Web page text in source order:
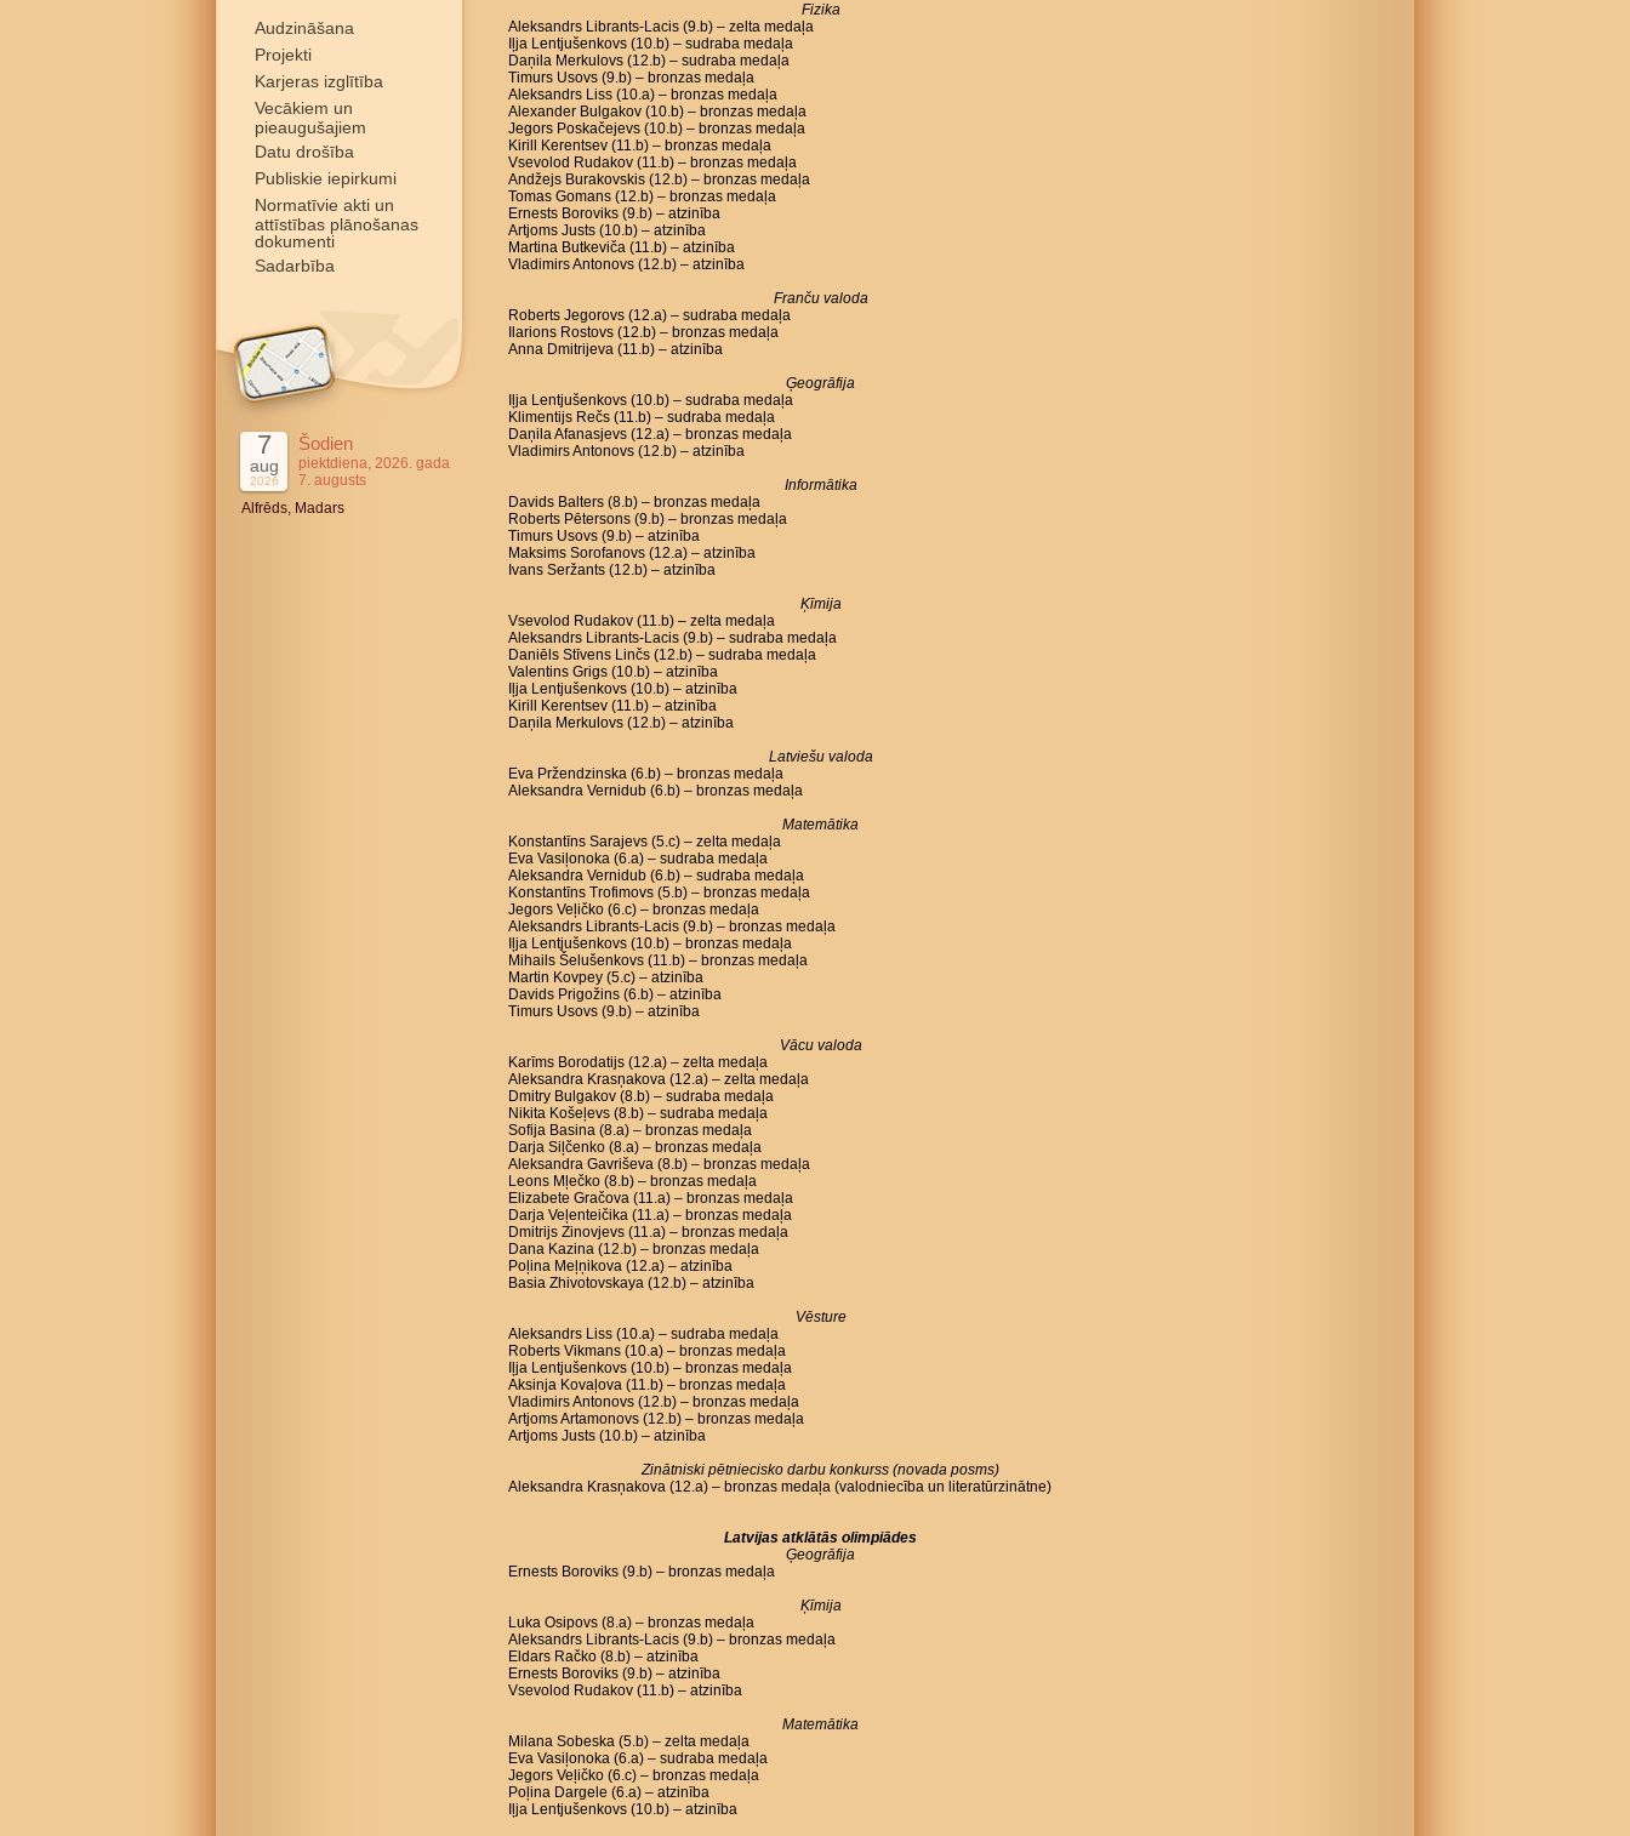
Audzināšana
Projekti
Karjeras izglītība
Vecākiem un
pieaugušajiem
Datu drošība
Publiskie iepirkumi
Normatīvie akti un
attīstības plānošanas
dokumenti
Sadarbība
7
aug
2026
Šodien
piektdiena, 2026. gada
7. augusts
Alfrēds, Madars
Fizika
Aleksandrs Librants-Lacis (9.b) – zelta medaļa
Iļja Lentjušenkovs (10.b) – sudraba medaļa
Daņila Merkulovs (12.b) – sudraba medaļa
Timurs Usovs (9.b) – bronzas medaļa
Aleksandrs Liss (10.a) – bronzas medaļa
Alexander Bulgakov (10.b) – bronzas medaļa
Jegors Poskačejevs (10.b) – bronzas medaļa
Kirill Kerentsev (11.b) – bronzas medaļa
Vsevolod Rudakov (11.b) – bronzas medaļa
Andžejs Burakovskis (12.b) – bronzas medaļa
Tomas Gomans (12.b) – bronzas medaļa
Ernests Boroviks (9.b) – atzinība
Artjoms Justs (10.b) – atzinība
Martina Butkeviča (11.b) – atzinība
Vladimirs Antonovs (12.b) – atzinība
Franču valoda
Roberts Jegorovs (12.a) – sudraba medaļa
Ilarions Rostovs (12.b) – bronzas medaļa
Anna Dmitrijeva (11.b) – atzinība
Ģeogrāfija
Iļja Lentjušenkovs (10.b) – sudraba medaļa
Klimentijs Rečs (11.b) – sudraba medaļa
Daņila Afanasjevs (12.a) – bronzas medaļa
Vladimirs Antonovs (12.b) – atzinība
Informātika
Davids Balters (8.b) – bronzas medaļa
Roberts Pētersons (9.b) – bronzas medaļa
Timurs Usovs (9.b) – atzinība
Maksims Sorofanovs (12.a) – atzinība
Ivans Seržants (12.b) – atzinība
Ķīmija
Vsevolod Rudakov (11.b) – zelta medaļa
Aleksandrs Librants-Lacis (9.b) – sudraba medaļa
Daniēls Stīvens Linčs (12.b) – sudraba medaļa
Valentins Grigs (10.b) – atzinība
Iļja Lentjušenkovs (10.b) – atzinība
Kirill Kerentsev (11.b) – atzinība
Daņila Merkulovs (12.b) – atzinība
Latviešu valoda
Eva Pržendzinska (6.b) – bronzas medaļa
Aleksandra Vernidub (6.b) – bronzas medaļa
Matemātika
Konstantīns Sarajevs (5.c) – zelta medaļa
Eva Vasiļonoka (6.a) – sudraba medaļa
Aleksandra Vernidub (6.b) – sudraba medaļa
Konstantīns Trofimovs (5.b) – bronzas medaļa
Jegors Veļičko (6.c) – bronzas medaļa
Aleksandrs Librants-Lacis (9.b) – bronzas medaļa
Iļja Lentjušenkovs (10.b) – bronzas medaļa
Mihails Šelušenkovs (11.b) – bronzas medaļa
Martin Kovpey (5.c) – atzinība
Davids Prigožins (6.b) – atzinība
Timurs Usovs (9.b) – atzinība
Vācu valoda
Karīms Borodatijs (12.a) – zelta medaļa
Aleksandra Krasņakova (12.a) – zelta medaļa
Dmitry Bulgakov (8.b) – sudraba medaļa
Nikita Košeļevs (8.b) – sudraba medaļa
Sofija Basina (8.a) – bronzas medaļa
Darja Siļčenko (8.a) – bronzas medaļa
Aleksandra Gavriševa (8.b) – bronzas medaļa
Leons Mļečko (8.b) – bronzas medaļa
Elizabete Gračova (11.a) – bronzas medaļa
Darja Veļenteičika (11.a) – bronzas medaļa
Dmitrijs Zinovjevs (11.a) – bronzas medaļa
Dana Kazina (12.b) – bronzas medaļa
Poļina Meļņikova (12.a) – atzinība
Basia Zhivotovskaya (12.b) – atzinība
Vēsture
Aleksandrs Liss (10.a) – sudraba medaļa
Roberts Vikmans (10.a) – bronzas medaļa
Iļja Lentjušenkovs (10.b) – bronzas medaļa
Aksinja Kovaļova (11.b) – bronzas medaļa
Vladimirs Antonovs (12.b) – bronzas medaļa
Artjoms Artamonovs (12.b) – bronzas medaļa
Artjoms Justs (10.b) – atzinība
Zinātniski pētniecisko darbu konkurss (novada posms)
Aleksandra Krasņakova (12.a) – bronzas medaļa (valodniecība un literatūrzinātne)
Latvijas atklātās olimpiādes
Ģeogrāfija
Ernests Boroviks (9.b) – bronzas medaļa
Ķīmija
Luka Osipovs (8.a) – bronzas medaļa
Aleksandrs Librants-Lacis (9.b) – bronzas medaļa
Eldars Račko (8.b) – atzinība
Ernests Boroviks (9.b) – atzinība
Vsevolod Rudakov (11.b) – atzinība
Matemātika
Milana Sobeska (5.b) – zelta medaļa
Eva Vasiļonoka (6.a) – sudraba medaļa
Jegors Veļičko (6.c) – bronzas medaļa
Poļina Dargele (6.a) – atzinība
Iļja Lentjušenkovs (10.b) – atzinība